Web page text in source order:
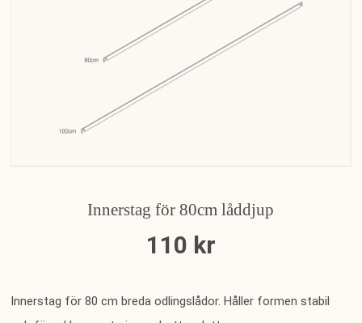
Innerstag för 80cm låddjup
110 kr
Innerstag för 80 cm breda odlingslådor. Håller formen stabil